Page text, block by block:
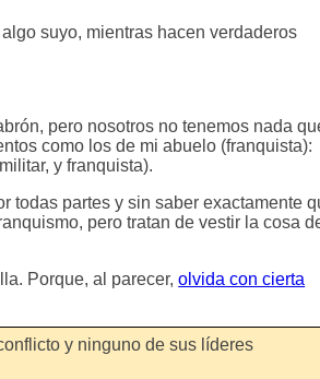
suyo, mientras hacen verdaderos
pero nosotros no tenemos nada
como los de mi abuelo (franquista):
y franquista).
todas partes y sin saber exactamente
pero tratan de vestir la cosa
Porque, al parecer,olvida con cierta
y ninguno de sus líderes